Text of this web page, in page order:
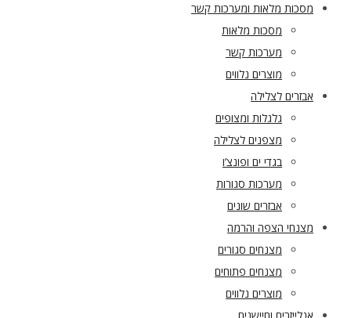
מסכות מלאות ומערכות קשר
מסכות מלאות
מערכות קשר
מוצרים נלווים
אבזרים לצלילה
גלגלות ומצופים
מצפנים לצלילה
בגדי ים ופונצ’ו
מערכות סגורות
אבזרים שונים
מצנחי הצפה והרמה
מצנחים סגורים
מצנחים פתוחים
מוצרים נלווים